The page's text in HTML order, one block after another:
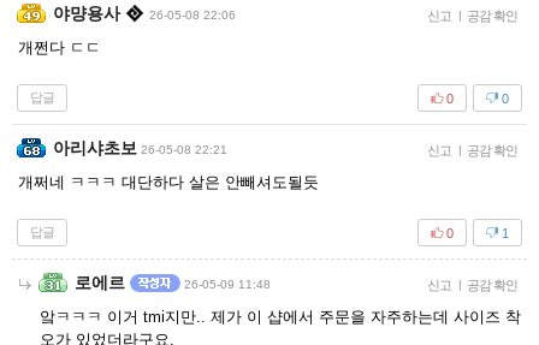
야먕용사 26-05-08 22:06 신고 공감 확인
개쩐다 ㄷㄷ
답글 0
0
아리샤초보 26-05-08 22:21 신고 공감 확인
개쩌네 ㅋㅋㅋ 대단하다 살은 안빼셔도될듯
답글 1
0
로에르 26-05-09 11:48 신고 공감 확인
앜ㅋㅋㅋ 이거 tmi지만.. 제가 이 샵에서 주문을 자주하는데 사이즈 착
오가 있었더라구요.